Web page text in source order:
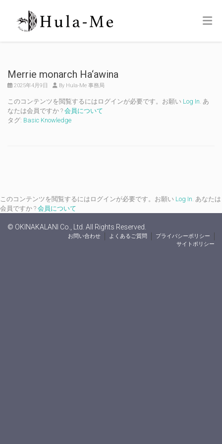
Merrie monarch Ha‘awina
2025年4月9日 By Hula-Me 事務局
このコンテンツを閲覧するにはログインが必要です。お願い Log In. あ
なたは会員ですか ? 会員について
タグ: Basic Knowledge
このコンテンツを閲覧するにはログインが必要です。お願い Log In. あなたは
会員ですか ? 会員について
© OKINAKALANI Co., Ltd. All Rights Reserved.
お問い合わせ よくあるご質問
プライバシーポリシー
サイトポリシー